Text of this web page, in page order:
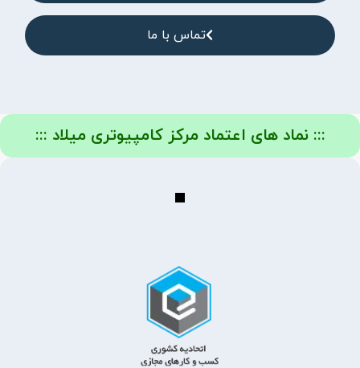
تماس با ما
::: نماد های اعتماد مرکز کامپیوتری میلاد :::